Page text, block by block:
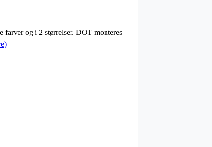
og i 2 størrelser. DOT monteres